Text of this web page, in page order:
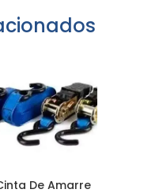
De Amarre